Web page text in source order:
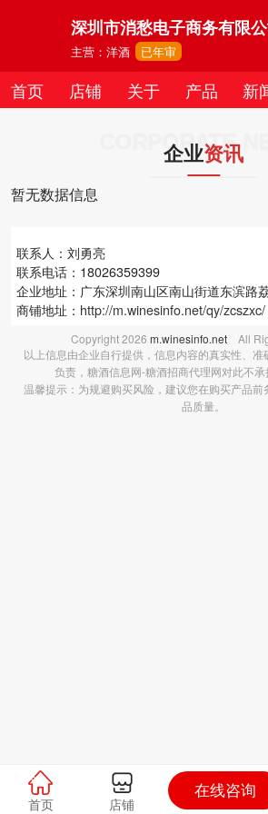
深圳市消愁电子商务有限
主营：洋酒 已年审
首页 店铺 关于 产品 新
CORPORATE
企业资讯
暂无数据信息
联系人：刘勇亮
联系电话：18026359399
企业地址：广东深圳南山区南山街道东滨路
商铺地址： http://m.winesinfo.net/qy/zcszxc/
Copyright2026 m.winesinfo.net All
以上信息由企业自行提供，信息内容的真实性、
负责，糖酒信息网-糖酒招商代理网对此不承
温馨提示：为规避购买风险，建议您在购买产品
品质量。
首页 店铺
在线咨询